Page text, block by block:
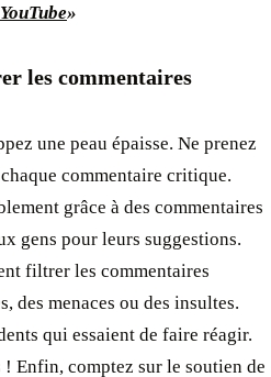
»
les commentaires
une peau épaisse. Ne prenez
commentaire critique.
grâce à des commentaires
gens pour leurs suggestions.
filtrer les commentaires
des menaces ou des insultes.
qui essaient de faire réagir.
! Enfin, comptez sur le soutien de